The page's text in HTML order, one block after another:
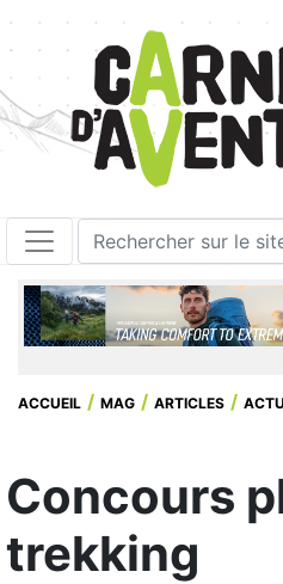
ACCUEIL MAG ARTICLES
Concours
trekking